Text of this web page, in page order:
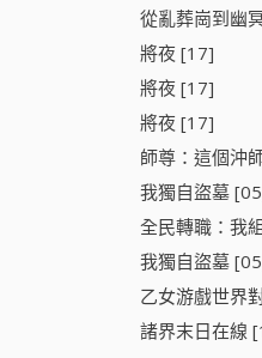
從亂葬崗到幽
將夜 [17]
將夜 [17]
將夜 [17]
師尊：這個沖
我獨自盜墓
全民轉職：我
我獨自盜墓
乙女游戲世界
諸界末日在線